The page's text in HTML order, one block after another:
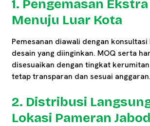
1. Pengemasan
Menuju Luar Kota
Pemesanan diawali dengan
desain yang diinginkan. MOQ serta
disesuaikan dengan tingkat kerumitan
tetap transparan dan sesuai anggaran.
2. Distribusi
Lokasi Pameran